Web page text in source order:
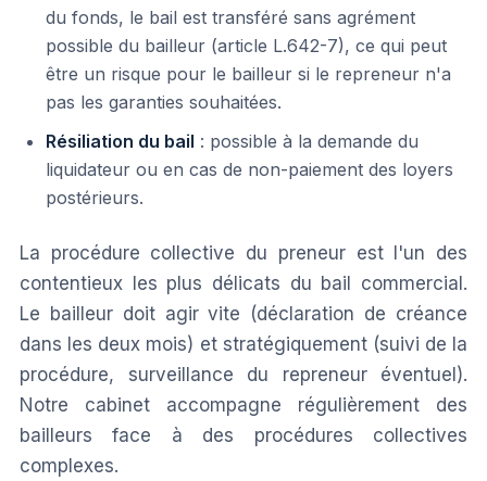
du fonds, le bail est transféré sans agrément
possible du bailleur (article L.642-7), ce qui peut
être un risque pour le bailleur si le repreneur n'a
pas les garanties souhaitées.
Résiliation du bail : possible à la demande du
liquidateur ou en cas de non-paiement des loyers
postérieurs.
La procédure collective du preneur est l'un des
contentieux les plus délicats du bail commercial.
Le bailleur doit agir vite (déclaration de créance
dans les deux mois) et stratégiquement (suivi de la
procédure, surveillance du repreneur éventuel).
Notre cabinet accompagne régulièrement des
bailleurs face à des procédures collectives
complexes.